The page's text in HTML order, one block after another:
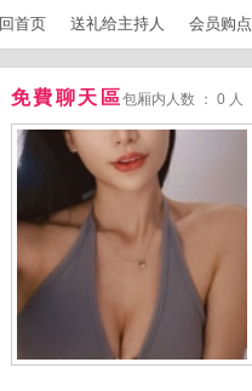
回首页 送礼给主持人 会员购点
免費聊天區包厢内人数 ： 0 人